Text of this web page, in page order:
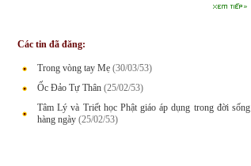
đầy ấp những bất trắc phiền muộn và
Các tin đã đăng:
Trong vòng tay Mẹ (30/03/53)
Ốc Đảo Tự Thân (25/02/53)
Tâm Lý và Triết học Phật giáo áp dụng trong đời sống
hàng ngày (25/02/53)